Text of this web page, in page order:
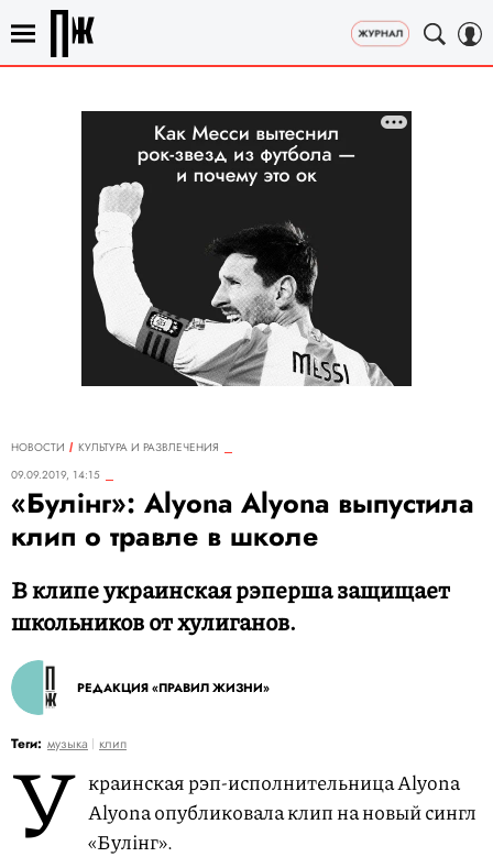
НОВОСТИ
КУЛЬТУРА И РАЗВЛЕЧЕНИЯ
09.09.2019, 14:15
«Булiнг»: Alyona Alyona выпустила
клип о травле в школе
В клипе украинская рэперша защищает
школьников от хулиганов.
РЕДАКЦИЯ «ПРАВИЛ ЖИЗНИ»
Теги: музыка клип
У краинская рэп-исполнительница Alyona
Alyona опубликовала клип на новый сингл
«Булiнг».